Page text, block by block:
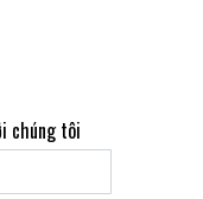
chúng tôi